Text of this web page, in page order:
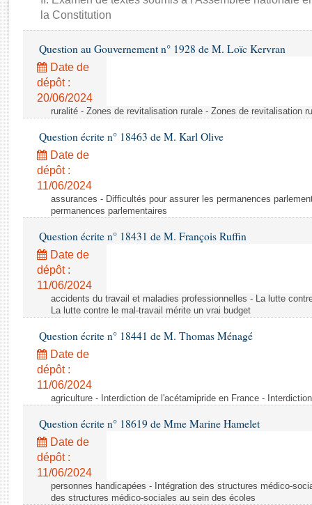
Rapports d'enquête
Rapports législatifs
Baromètre de l’application des lois
Dossiers législatifs
Budget et sécurité sociale
la Constitution
Question au Gouvernement n° 1928 de M. Loïc Kervran
Date de
dépôt :
20/06/2024
ruralité - Zones de revitalisation rurale - Zones de revitalisation
Question écrite n° 18463 de M. Karl Olive
Date de
dépôt :
11/06/2024
assurances - Difficultés pour assurer les permanences
permanences parlementaires
Question écrite n° 18431 de M. François Ruffin
Date de
dépôt :
11/06/2024
accidents du travail et maladies professionnelles - La lutte
La lutte contre le mal-travail mérite un vrai budget
Question écrite n° 18441 de M. Thomas Ménagé
Date de
dépôt :
11/06/2024
agriculture - Interdiction de l'acétamipride en France -
Question écrite n° 18619 de Mme Marine Hamelet
Date de
dépôt :
11/06/2024
personnes handicapées - Intégration des structures médico-
des structures médico-sociales au sein des écoles